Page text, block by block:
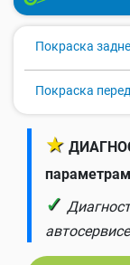
Покраска
Покраска
★
параметрам
✓